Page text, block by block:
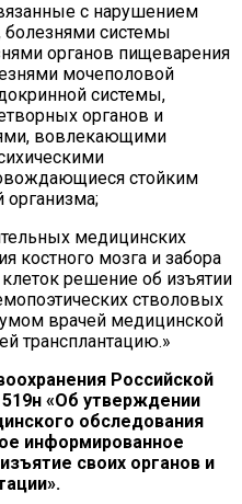
с нарушением
системы
органов пищеварения
мочеполовой
системы,
органов и
вовлекающими
стойким
организма;
медицинских
костного мозга и забора
решение об изъятии
стволовых
врачей медицинской
трансплантацию.»
Российской
«Об утверждении
обследования
информированное
своих органов и